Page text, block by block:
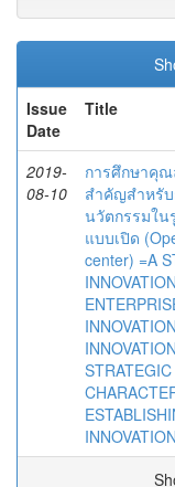
Issue
Date
Title
2019-
08-10
การศึกษาคุ
สำคัญสำหรั
นวัตกรรมใ
แบบเปิด
center) =A
STRATEGIC